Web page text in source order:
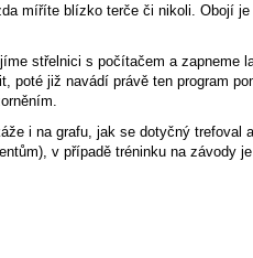
míříte blízko terče či nikoli. Obojí
střelnici s počítačem a zapneme
poté již navádí právě ten program
i na grafu, jak se dotyčný trefoval
v případě tréninku na závody